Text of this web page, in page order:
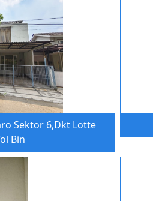
Sektor 6,Dkt Lotte
Bin